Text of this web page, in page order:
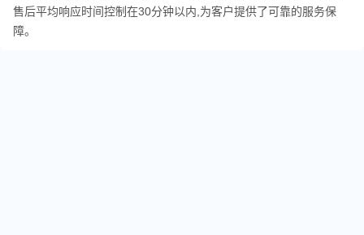
售后平均响应时间控制在30分钟以内,为客户提供了可靠的服务保
障。